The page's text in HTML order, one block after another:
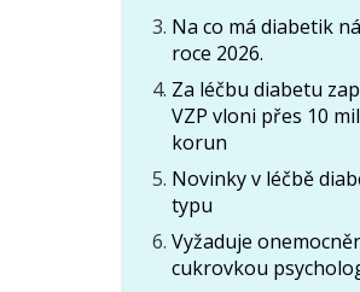
Na co má diabetik
roce 2026.
Za léčbu diabetu
VZP vloni přes 10
korun
Novinky v léčbě
typu
Vyžaduje
cukrovkou